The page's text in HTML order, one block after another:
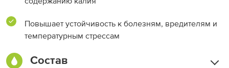
Повышает устойчивость к болезням, вредителям и
температурным стрессам
Состав